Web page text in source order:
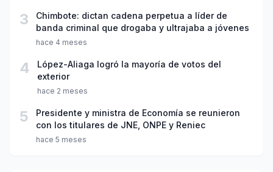
3
Chimbote: dictan cadena perpetua a líder de
banda criminal que drogaba y ultrajaba a jóvenes
hace 4 meses
4
López-Aliaga logró la mayoría de votos del
exterior
hace 2 meses
5
Presidente y ministra de Economía se reunieron
con los titulares de JNE, ONPE y Reniec
hace 5 meses